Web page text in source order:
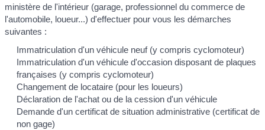
ministère de l'intérieur (garage, professionnel du commerce de
l'automobile, loueur...) d'effectuer pour vous les démarches
suivantes :
Immatriculation d'un véhicule neuf (y compris cyclomoteur)
Immatriculation d'un véhicule d'occasion disposant de plaques
françaises (y compris cyclomoteur)
Changement de locataire (pour les loueurs)
Déclaration de l'achat ou de la cession d'un véhicule
Demande d'un certificat de situation administrative (certificat de
non gage)